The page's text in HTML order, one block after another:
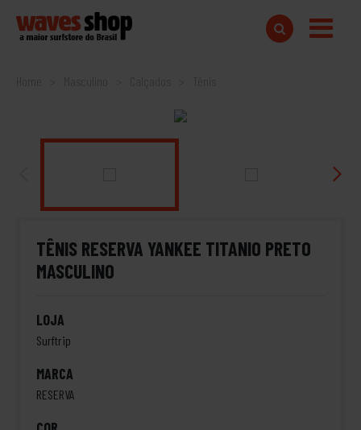
Home
TÊNIS RESERVA YANKEE TITANIO PRETO
MASCULINO
LOJA
Surftrip
MARCA
RESERVA